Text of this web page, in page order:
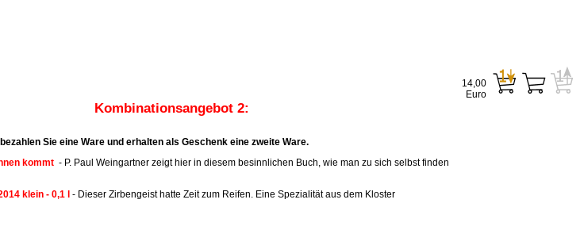
Kombinationsangebot 2:
Sie eine Ware und erhalten als Geschenk eine zweite Ware.
kommt - P. Paul Weingartner zeigt hier in diesem besinnlichen Buch, wie man zu sich selbst finden
klein - 0,1 l - Dieser Zirbengeist hatte Zeit zum Reifen. Eine Spezialität aus dem Kloster
14,00
Euro